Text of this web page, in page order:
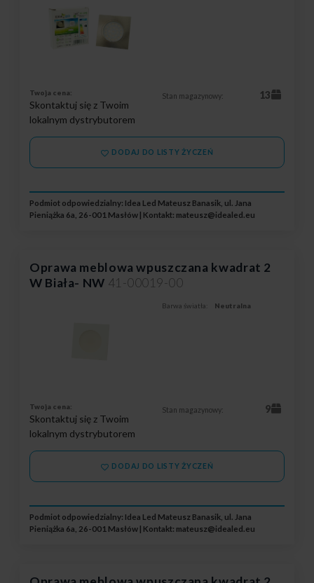
Twoja cena:
Skontaktuj się z Twoim
lokalnym dystrybutorem
Stan magazynowy: 13
DODAJ DO LISTY ŻYCZEŃ
Podmiot odpowiedzialny: Idea Led Mateusz Banasik, ul. Jana
Pieniążka 6a, 26-001 Masłów | Kontakt: mateusz@idealed.eu
Oprawa meblowa wpuszczana kwadrat 2
W Biała- NW 41-00019-00
Barwa światła: Neutralna
Twoja cena:
Skontaktuj się z Twoim
lokalnym dystrybutorem
Stan magazynowy: 9
DODAJ DO LISTY ŻYCZEŃ
Podmiot odpowiedzialny: Idea Led Mateusz Banasik, ul. Jana
Pieniążka 6a, 26-001 Masłów | Kontakt: mateusz@idealed.eu